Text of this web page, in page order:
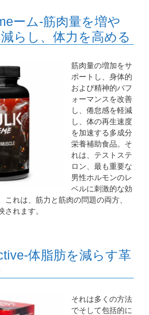
ーム-筋肉量を増や
らし、体力を高める
筋肉量の増加をサ
ポートし、身体的
および精神的パフ
ォーマンスを改善
し、倦怠感を軽減
し、体の再生速度
を加速する多成分
栄養補助食品。そ
れは、テストステ
ロン、最も重要な
男性ホルモンのレ
ベルに刺激的な効
これは、筋力と筋肉の問題の両方、
されます。
体脂肪を減らす革
それは多くの方法
でそして包括的に